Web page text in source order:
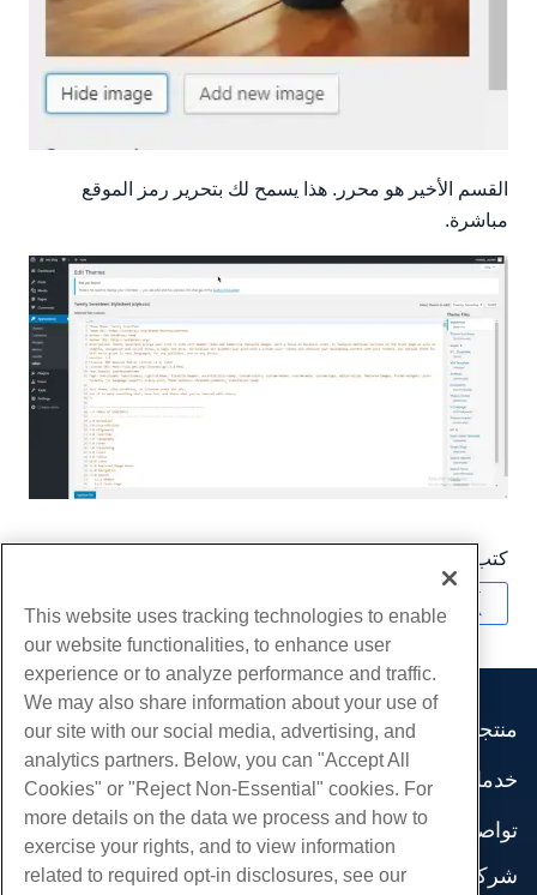
القسم الأخير هو محرر. هذا يسمح لك بتحرير رمز الموقع
مباشرة.
كتب بواسطة
منتجات
استضافة الموقع
استضافة الأعمال
موزع استضافة
موزع العلامة البيضاء
إدارة لينكس VPS
خدمات
هجرات الموقع
تواصل اجتماعي
وثائق المنتج
شركة
This website uses tracking technologies to enable
our website functionalities, to enhance user
experience or to analyze performance and traffic.
We may also share information about your use of
our site with our social media, advertising, and
analytics partners. Below, you can "Accept All
Cookies" or "Reject Non-Essential" cookies. For
more details on the data we process and how to
exercise your rights, and to view information
related to required opt-in disclosures, see our